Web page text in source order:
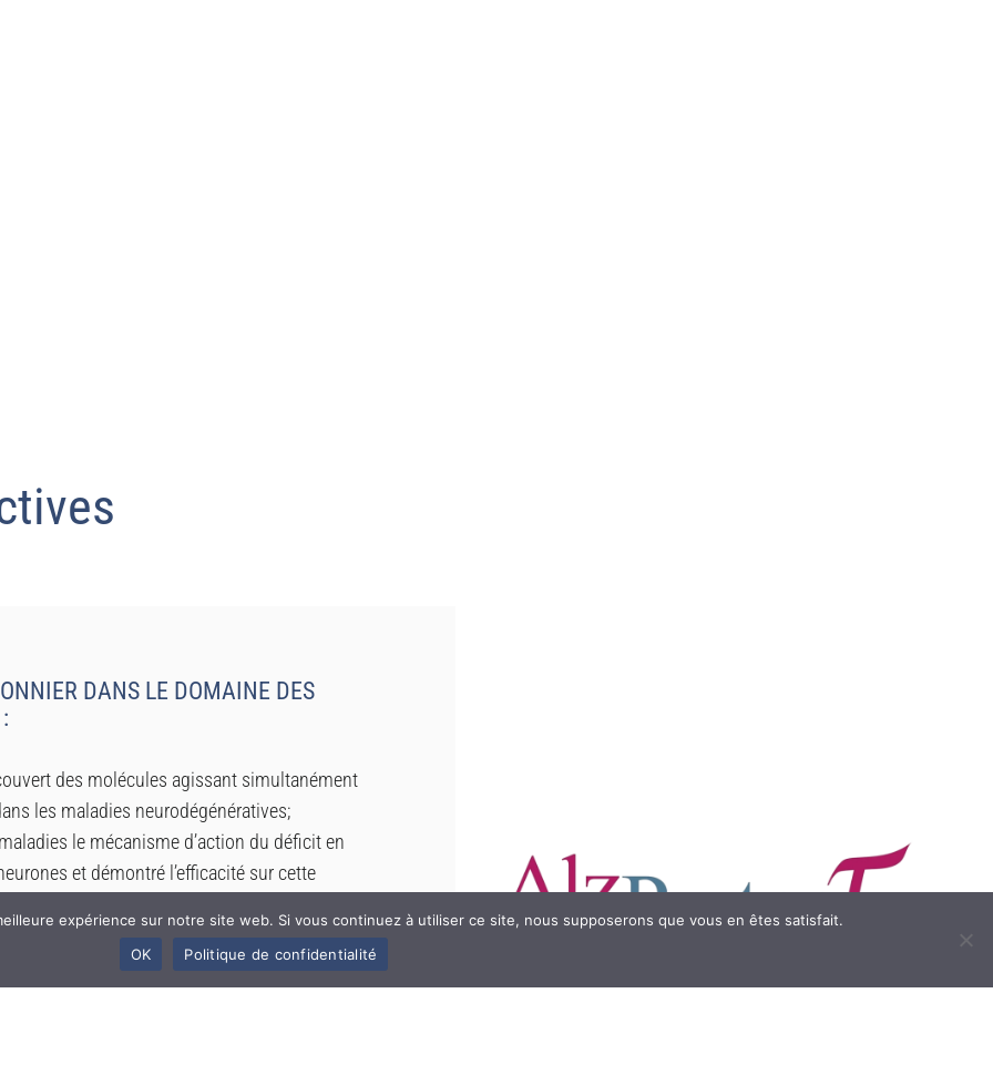
DANS LE DOMAINE DES
des molécules agissant simultanément
les maladies neurodégénératives;
le mécanisme d’action du déficit en
et démontré l’efficacité sur cette
Clinique dans la PSP(maladie neuro-
expérience sur notre site web. Si vous continuez à utiliser ce site, nous supposerons que vous en êtes satisfait.
OK
Politique de confidentialité